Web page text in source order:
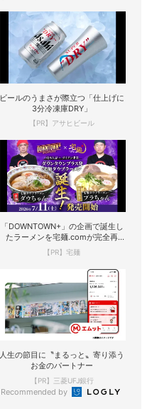
ビールのうまさが際立つ「仕上げに
3分冷凍庫DRY」
【PR】アサヒビール
「DOWNTOWN+」の企画で誕生し
たラーメンを宅麺.comが完全再
現！
【PR】宅麺
人生の節目に〝まるっと〟寄り添う
お金のパートナー
【PR】三菱UFJ銀行
Recommended by